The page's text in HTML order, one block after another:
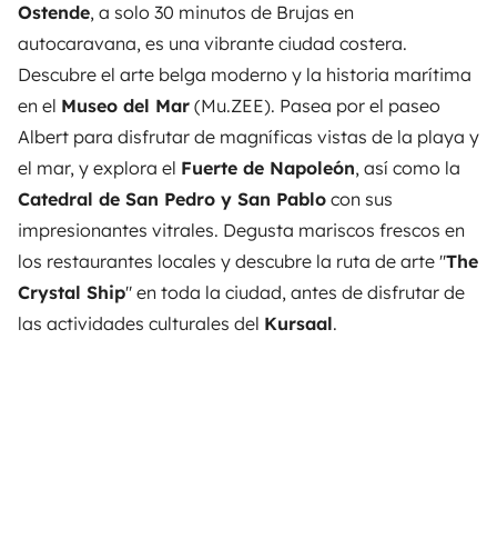
Ostende, a solo 30 minutos de Brujas en
autocaravana, es una vibrante ciudad costera.
Descubre el arte belga moderno y la historia marítima
en el Museo del Mar (Mu.ZEE). Pasea por el paseo
Albert para disfrutar de magníficas vistas de la playa y
el mar, y explora el Fuerte de Napoleón, así como la
Catedral de San Pedro y San Pablo con sus
impresionantes vitrales. Degusta mariscos frescos en
los restaurantes locales y descubre la ruta de arte "The
Crystal Ship" en toda la ciudad, antes de disfrutar de
las actividades culturales del Kursaal.